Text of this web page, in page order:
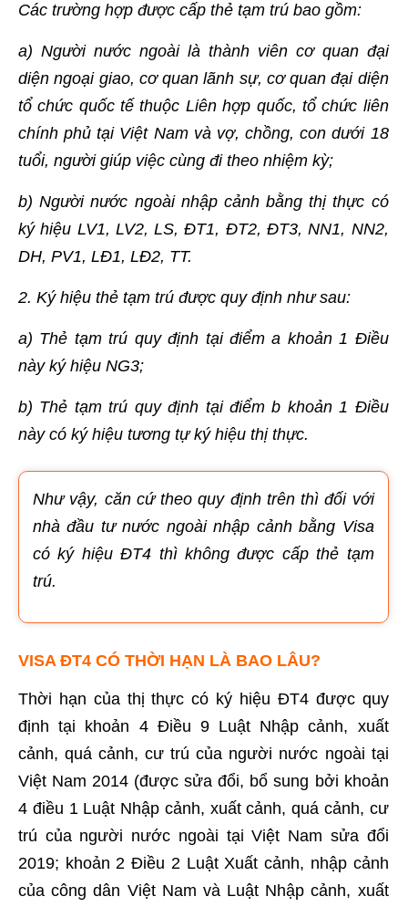
Các trường hợp được cấp thẻ tạm trú bao gồm:
a) Người nước ngoài là thành viên cơ quan đại
diện ngoại giao, cơ quan lãnh sự, cơ quan đại diện
tổ chức quốc tế thuộc Liên hợp quốc, tổ chức liên
chính phủ tại Việt Nam và vợ, chồng, con dưới 18
tuổi, người giúp việc cùng đi theo nhiệm kỳ;
b) Người nước ngoài nhập cảnh bằng thị thực có
ký hiệu LV1, LV2, LS, ĐT1, ĐT2, ĐT3, NN1, NN2,
DH, PV1, LĐ1, LĐ2, TT.
2. Ký hiệu thẻ tạm trú được quy định như sau:
a) Thẻ tạm trú quy định tại điểm a khoản 1 Điều
này ký hiệu NG3;
b) Thẻ tạm trú quy định tại điểm b khoản 1 Điều
này có ký hiệu tương tự ký hiệu thị thực.
Như vậy, căn cứ theo quy định trên thì đối với
nhà đầu tư nước ngoài nhập cảnh bằng Visa
có ký hiệu ĐT4 thì không được cấp thẻ tạm
trú.
VISA ĐT4 CÓ THỜI HẠN LÀ BAO LÂU?
Thời hạn của thị thực có ký hiệu ĐT4 được quy
định tại khoản 4 Điều 9 Luật Nhập cảnh, xuất
cảnh, quá cảnh, cư trú của người nước ngoài tại
Việt Nam 2014 (được sửa đổi, bổ sung bởi khoản
4 điều 1 Luật Nhập cảnh, xuất cảnh, quá cảnh, cư
trú của người nước ngoài tại Việt Nam sửa đổi
2019; khoản 2 Điều 2 Luật Xuất cảnh, nhập cảnh
của công dân Việt Nam và Luật Nhập cảnh, xuất